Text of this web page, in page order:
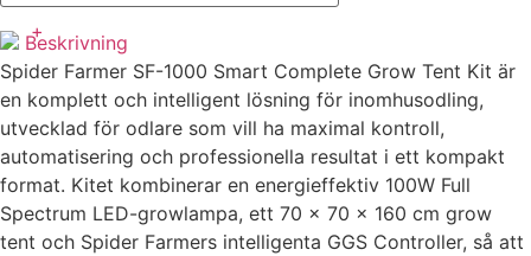
70x70x160
mängd
+
Beskrivning
Spider Farmer SF-1000 Smart Complete Grow Tent Kit är
en komplett och intelligent lösning för inomhusodling,
utvecklad för odlare som vill ha maximal kontroll,
automatisering och professionella resultat i ett kompakt
format. Kitet kombinerar en energieffektiv 100W Full
Spectrum LED-growlampa, ett 70 × 70 × 160 cm grow
tent och Spider Farmers intelligenta GGS Controller, så att